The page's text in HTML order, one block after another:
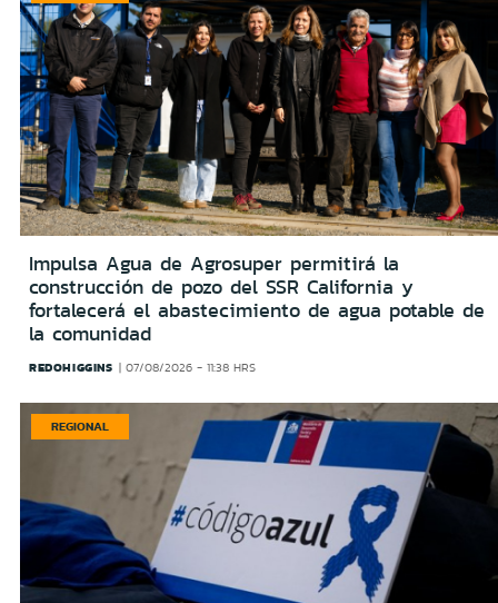
Impulsa Agua de Agrosuper permitirá la
construcción de pozo del SSR California y
fortalecerá el abastecimiento de agua potable de
la comunidad
REDOHIGGINS 07/08/2026 - 11:38 HRS
REGIONAL